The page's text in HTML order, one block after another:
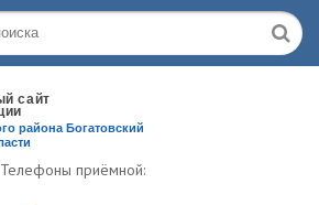
Телефоны приёмной: